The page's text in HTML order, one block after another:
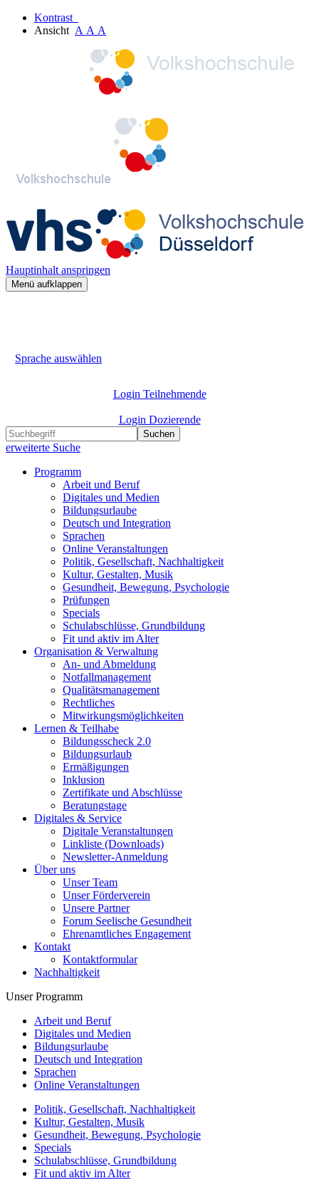
Kontrast
Ansicht A A A
Hauptinhalt anspringen
Menü aufklappen
Sprache auswählen
Login Teilnehmende
Login Dozierende
Suchen
erweiterte Suche
Programm
Arbeit und Beruf
Digitales und Medien
Bildungsurlaube
Deutsch und Integration
Sprachen
Online Veranstaltungen
Politik, Gesellschaft, Nachhaltigkeit
Kultur, Gestalten, Musik
Gesundheit, Bewegung, Psychologie
Prüfungen
Specials
Schulabschlüsse, Grundbildung
Fit und aktiv im Alter
Organisation & Verwaltung
An- und Abmeldung
Notfallmanagement
Qualitätsmanagement
Rechtliches
Mitwirkungsmöglichkeiten
Lernen & Teilhabe
Bildungsscheck 2.0
Bildungsurlaub
Ermäßigungen
Inklusion
Zertifikate und Abschlüsse
Beratungstage
Digitales & Service
Digitale Veranstaltungen
Linkliste (Downloads)
Newsletter-Anmeldung
Über uns
Unser Team
Unser Förderverein
Unsere Partner
Forum Seelische Gesundheit
Ehrenamtliches Engagement
Kontakt
Kontaktformular
Nachhaltigkeit
Unser Programm
Arbeit und Beruf
Digitales und Medien
Bildungsurlaube
Deutsch und Integration
Sprachen
Online Veranstaltungen
Politik, Gesellschaft, Nachhaltigkeit
Kultur, Gestalten, Musik
Gesundheit, Bewegung, Psychologie
Specials
Schulabschlüsse, Grundbildung
Fit und aktiv im Alter